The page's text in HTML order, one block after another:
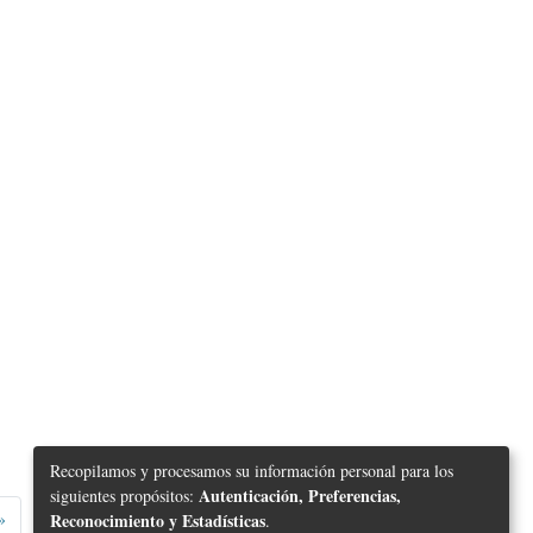
Recopilamos y procesamos su información personal para los
siguientes propósitos: Autenticación, Preferencias,
Reconocimiento y Estadísticas.